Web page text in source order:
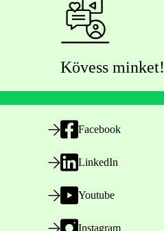
Kövess minket!
Facebook
LinkedIn
Youtube
Instagram